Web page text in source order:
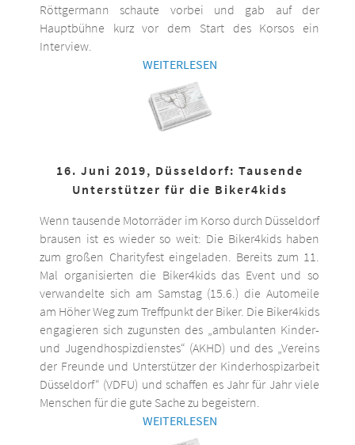
Röttgermann schaute vorbei und gab auf der
Hauptbühne kurz vor dem Start des Korsos ein
Interview.
WEITERLESEN
16. Juni 2019, Düsseldorf: Tausende
Unterstützer für die Biker4kids
Wenn tausende Motorräder im Korso durch Düsseldorf
brausen ist es wieder so weit: Die Biker4kids haben
zum großen Charityfest eingeladen. Bereits zum 11.
Mal organisierten die Biker4kids das Event und so
verwandelte sich am Samstag (15.6.) die Automeile
am Höher Weg zum Treffpunkt der Biker. Die Biker4kids
engagieren sich zugunsten des „ambulanten Kinder-
und Jugendhospizdienstes“ (AKHD) und des „Vereins
der Freunde und Unterstützer der Kinderhospizarbeit
Düsseldorf“ (VDFU) und schaffen es Jahr für Jahr viele
Menschen für die gute Sache zu begeistern.
WEITERLESEN